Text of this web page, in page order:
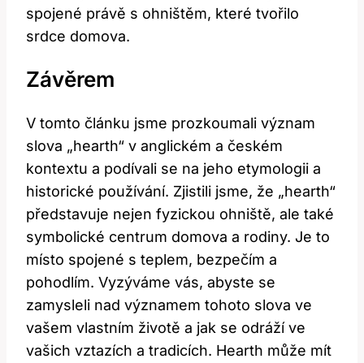
spojené právě s ‌ohništěm, které tvořilo
srdce domova.
Závěrem
V tomto článku jsme ⁢prozkoumali význam‌
slova „hearth“ v anglickém a‌ českém
kontextu a‍ podívali se na⁣ jeho etymologii​ a
historické⁤ používání. Zjistili jsme, že „hearth“
představuje ⁣nejen​ fyzickou ohniště, ale také ​
symbolické centrum domova a rodiny. ⁢Je ⁣to
⁣místo⁣ spojené s teplem, bezpečím a
pohodlím. Vyzýváme vás, abyste se⁤
zamysleli nad významem tohoto⁣ slova ‌ve
vašem ⁣vlastním‍ životě ⁣a jak se odráží ve
vašich⁣ vztazích a ⁤tradicích. Hearth může ‌mít